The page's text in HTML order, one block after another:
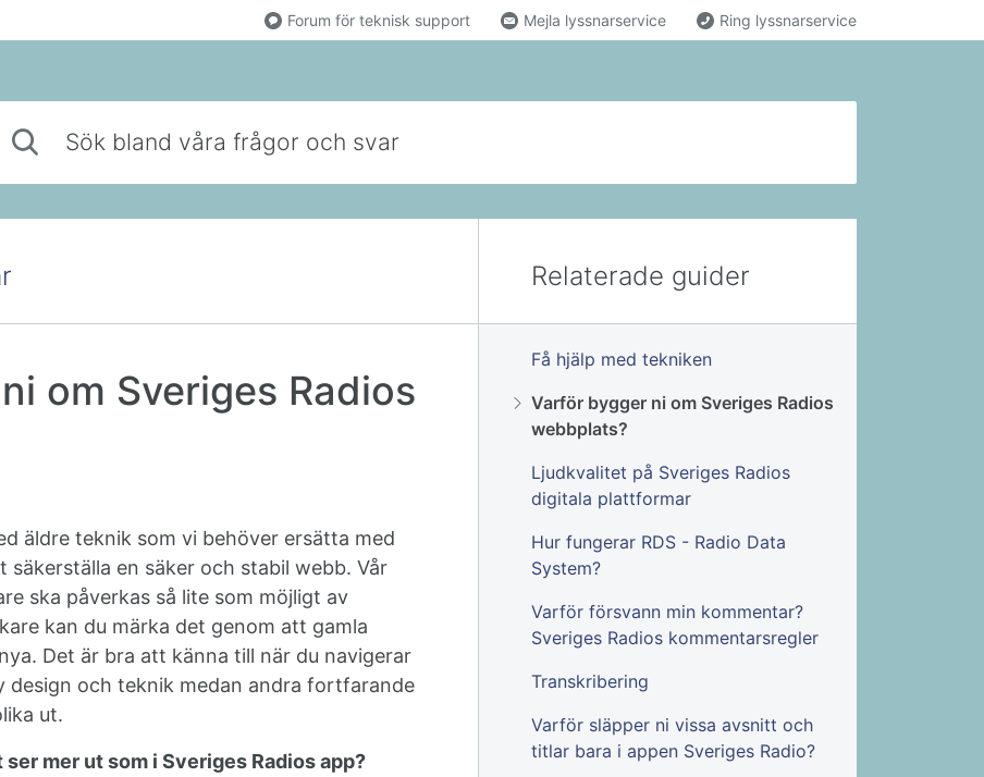
Forum för teknisk support Mejla lyssnarservice Ring lyssnarservice
om Sveriges Radios
äldre teknik som vi behöver ersätta med
en säker och stabil webb. Vår
ska påverkas så lite som möjligt av
kan du märka det genom att gamla
Det är bra att känna till när du navigerar
design och teknik medan andra fortfarande
ut.
mer ut som i Sveriges Radios app?
Relaterade guider
Få hjälp med tekniken
Varför bygger ni om Sveriges Radios
webbplats?
Ljudkvalitet på Sveriges Radios
digitala plattformar
Hur fungerar RDS - Radio Data
System?
Varför försvann min kommentar?
Sveriges Radios kommentarsregler
Transkribering
Varför släpper ni vissa avsnitt och
titlar bara i appen Sveriges Radio?